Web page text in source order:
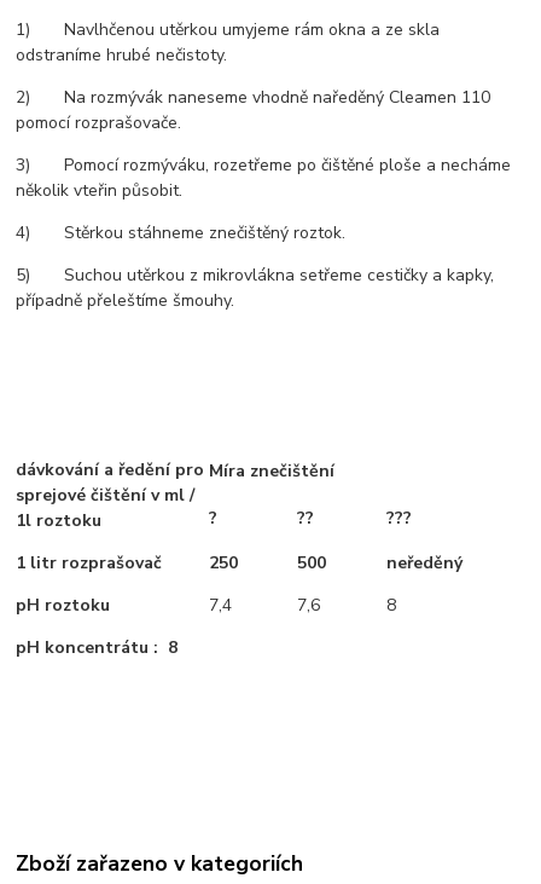
1) Navlhčenou utěrkou umyjeme rám okna a ze skla
odstraníme hrubé nečistoty.
2) Na rozmývák naneseme vhodně naředěný Cleamen 110
pomocí rozprašovače.
3) Pomocí rozmýváku, rozetřeme po čištěné ploše a necháme
několik vteřin působit.
4) Stěrkou stáhneme znečištěný roztok.
5) Suchou utěrkou z mikrovlákna setřeme cestičky a kapky,
případně přeleštíme šmouhy.
dávkování a ředění pro
sprejové čištění v ml /
1l roztoku
Míra znečištění
? ??
???
1 litr rozprašovač 250 500
neředěný
pH roztoku
7,4 7,6
8
pH koncentrátu : 8
Zboží zařazeno v kategoriích